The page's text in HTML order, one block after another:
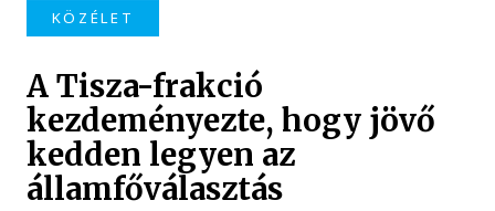
KÖZÉLET
A Tisza-frakció
kezdeményezte, hogy jövő
kedden legyen az
államfőválasztás